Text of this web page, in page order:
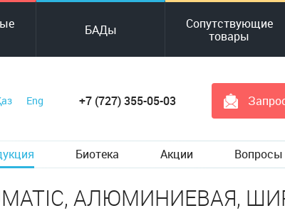
БАДы
Сопутствующие
товары
Eng +7 (727) 355-05-03
Биотека Акции Вопросы
АЛЮМИНИЕВАЯ,